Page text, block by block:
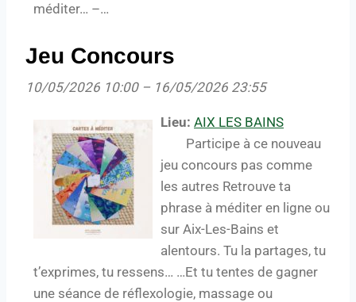
méditer… –…
Jeu Concours
10/05/2026 10:00– 16/05/2026 23:55
Lieu: AIX LES BAINS
Participe à ce nouveau
jeu concours pas comme
les autres Retrouve ta
phrase à méditer en ligne ou
sur Aix-Les-Bains et
alentours. Tu la partages, tu
t’exprimes, tu ressens… …Et tu tentes de gagner
une séance de réflexologie, massage ou